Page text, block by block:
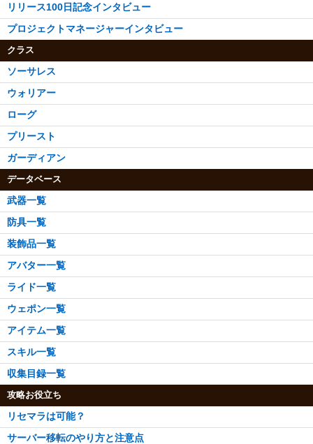
リリース100日記念インタビュー
プロジェクトマネージャーインタビュー
クラス
ソーサレス
ウォリアー
ローグ
プリースト
ガーディアン
データベース
武器一覧
防具一覧
装飾品一覧
アバター一覧
ライド一覧
ウェポン一覧
アイテム一覧
スキル一覧
収集目録一覧
攻略お役立ち
リセマラは可能？
サーバー移転のやり方と注意点